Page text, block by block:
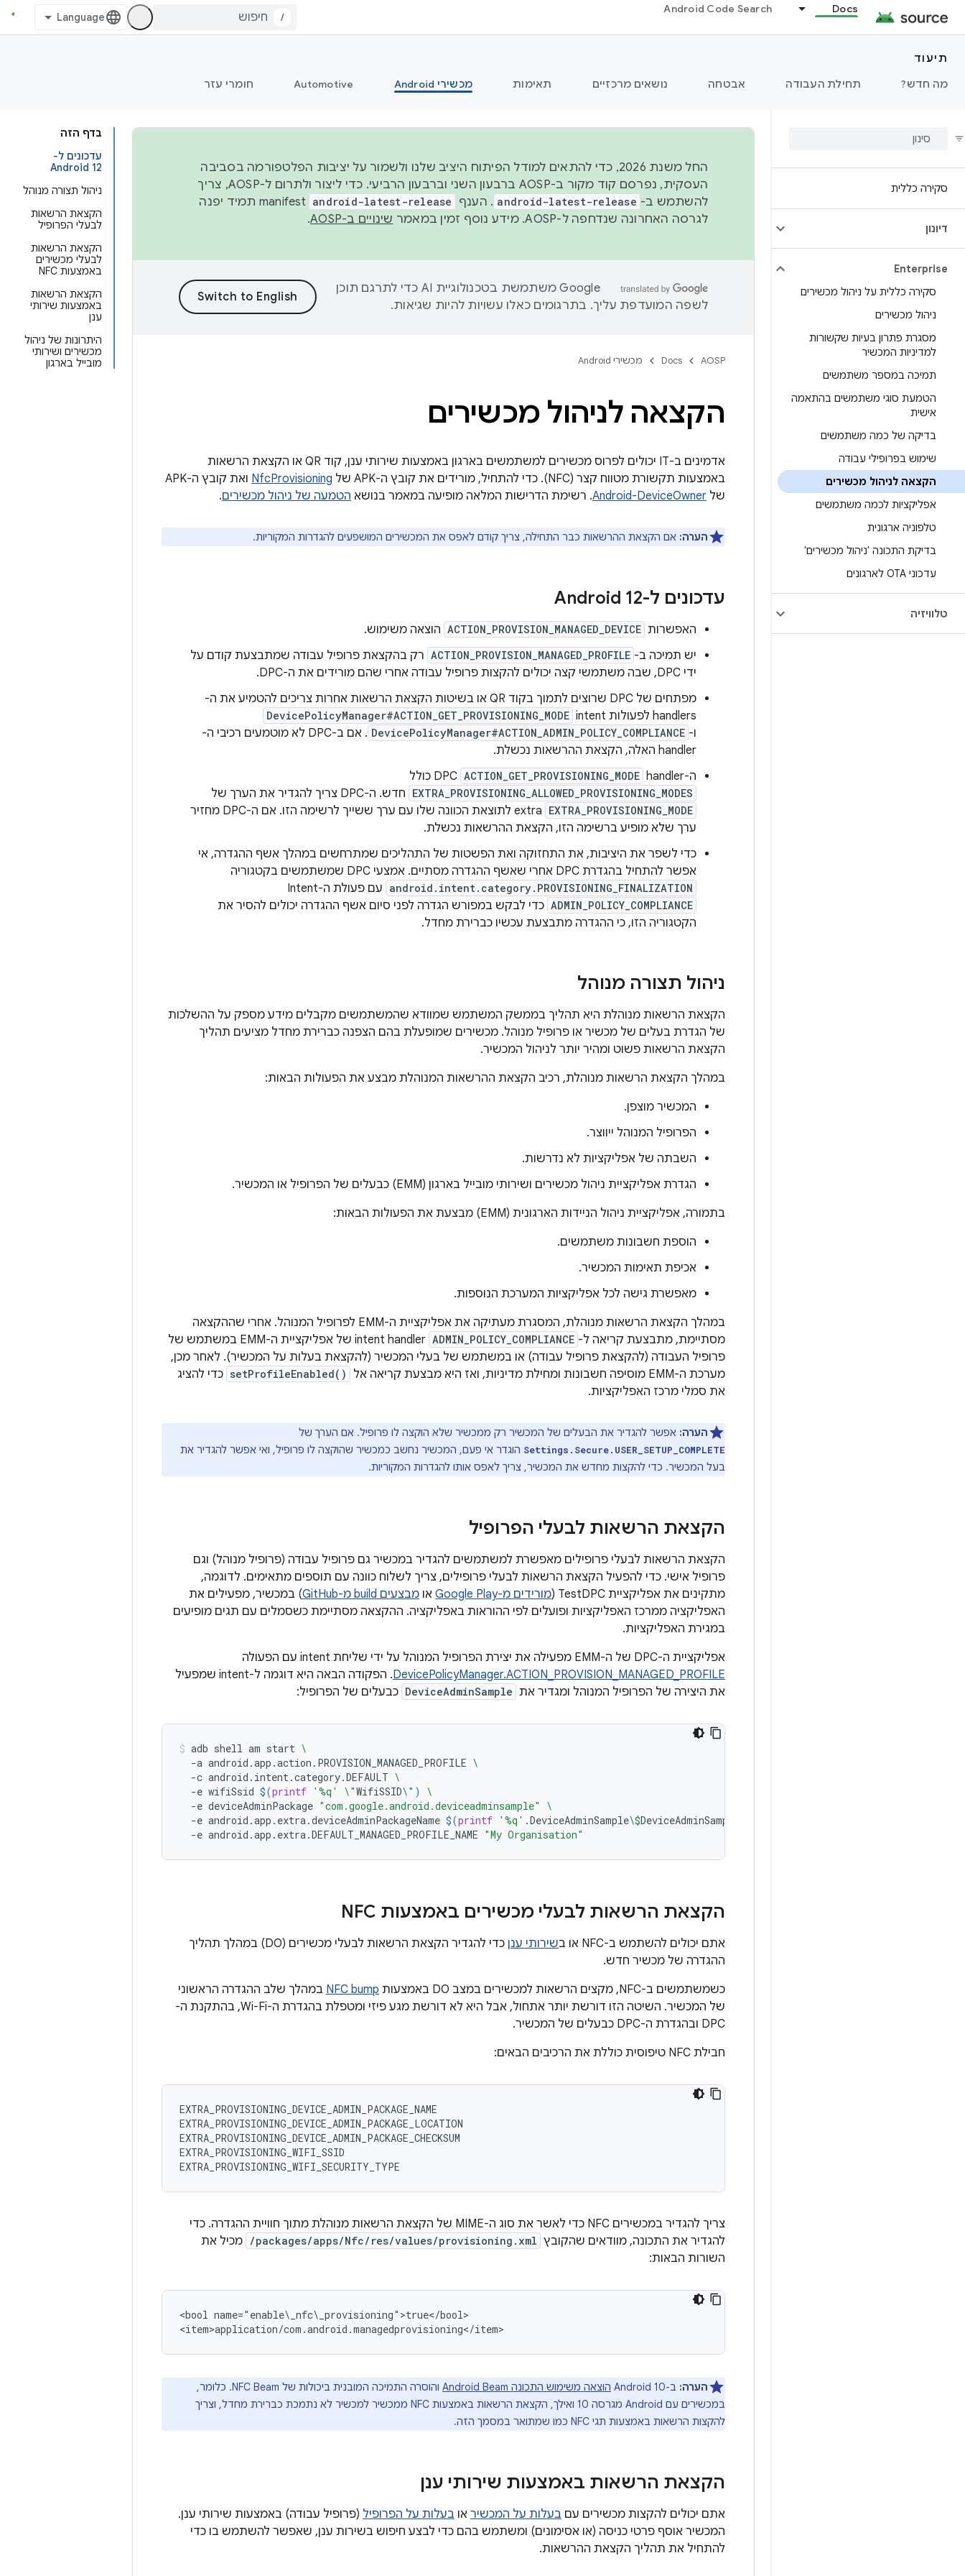
Docs
Android Code Search
/
תיעוד
מה חדש?
תחילת העבודה אבטחה נושאים מרכזיים תאימות מכשירי Android Automotive חומרי עזר
סקירה כללית
דיונון
Enterprise
סקירה כללית על ניהול מכשירים
ניהול מכשירים
מסגרת פתרון בעיות שקשורות
למדיניות המכשיר
תמיכה במספר משתמשים
הטמעת סוגי משתמשים בהתאמה
אישית
בדיקה של כמה משתמשים
שימוש בפרופילי עבודה
הקצאה לניהול מכשירים
אפליקציות לכמה משתמשים
טלפוניה ארגונית
בדיקת התכונה 'ניהול מכשירים'
עדכוני OTA לארגונים
טלוויזיה
בדף הזה
עדכונים ל-
Android 12
ניהול תצורה מנוהל
הקצאת הרשאות
לבעלי הפרופיל
הקצאת הרשאות
לבעלי מכשירים
באמצעות NFC
הקצאת הרשאות
באמצעות שירותי
ענן
היתרונות של ניהול
מכשירים ושירותי
מובייל בארגון
החל משנת 2026, כדי להתאים למודל הפיתוח היציב שלנו ולשמור על יציבות הפלטפורמה בסביבה
העסקית, נפרסם קוד מקור ב-AOSP ברבעון השני וברבעון הרביעי. כדי ליצור ולתרום ל-AOSP, צריך
להשתמש ב- android-latest-release . הענף android-latest-release
manifest תמיד יפנה
לגרסה האחרונה שנדחפה ל-AOSP. מידע נוסף זמין במאמר
שינויים ב-AOSP .
‫Google משתמשת בטכנולוגיית AI כדי לתרגם תוכן
לשפה המועדפת עליך. בתרגומים כאלו עשויות להיות שגיאות.
AOSP
Docs מכשירי Android
הקצאה לניהול מכשירים
אדמינים ב-IT יכולים לפרוס מכשירים למשתמשים בארגון באמצעות שירותי ענן, קוד QR או הקצאת הרשאות
באמצעות תקשורת מטווח קצר (NFC). כדי להתחיל, מורידים את קובץ ה-APK של
NfcProvisioning
ואת קובץ ה-APK
של Android-DeviceOwner. רשימת הדרישות המלאה מופיעה במאמר בנושא הטמעה של ניהול מכשירים.
הערה: אם הקצאת ההרשאות כבר התחילה, צריך קודם לאפס את המכשירים המושפעים להגדרות המקוריות.
עדכונים ל-Android 12
האפשרות ACTION_PROVISION_MANAGED_DEVICE הוצאה משימוש.
יש תמיכה ב- ACTION_PROVISION_MANAGED_PROFILE רק בהקצאת פרופיל עבודה שמתבצעת קודם על
ידי DPC, שבה משתמשי קצה יכולים להקצות פרופיל עבודה אחרי שהם מורידים את ה-DPC.
מפתחים של DPC שרוצים לתמוך בקוד QR או בשיטות הקצאת הרשאות אחרות צריכים להטמיע את ה-
handlers לפעולות intent‏
DevicePolicyManager#ACTION_GET_PROVISIONING_MODE
ו- DevicePolicyManager#ACTION_ADMIN_POLICY_COMPLIANCE
. אם ב-DPC לא מוטמעים רכיבי ה-
handler האלה, הקצאת ההרשאות נכשלת.
ה-DPC
ACTION_GET_PROVISIONING_MODE handler כולל
EXTRA_PROVISIONING_ALLOWED_PROVISIONING_MODES חדש. ה-DPC צריך להגדיר את הערך של
EXTRA_PROVISIONING_MODE
extra לתוצאת הכוונה שלו עם ערך ששייך לרשימה הזו. אם ה-DPC מחזיר
ערך שלא מופיע ברשימה הזו, הקצאת ההרשאות נכשלת.
כדי לשפר את היציבות, את התחזוקה ואת הפשטות של התהליכים שמתרחשים במהלך אשף ההגדרה, אי
אפשר להתחיל בהגדרת DPC אחרי שאשף ההגדרה מסתיים. אמצעי DPC שמשתמשים בקטגוריה
android.intent.category.PROVISIONING_FINALIZATION עם פעולת ה-Intent‏
ADMIN_POLICY_COMPLIANCE כדי לבקש במפורש הגדרה לפני סיום אשף ההגדרה יכולים להסיר את
הקטגוריה הזו, כי ההגדרה מתבצעת עכשיו כברירת מחדל.
ניהול תצורה מנוהל
הקצאת הרשאות מנוהלת היא תהליך בממשק המשתמש שמוודא שהמשתמשים מקבלים מידע מספק על ההשלכות
של הגדרת בעלים של מכשיר או פרופיל מנוהל. מכשירים שמופעלת בהם הצפנה כברירת מחדל מציעים תהליך
הקצאת הרשאות פשוט ומהיר יותר לניהול המכשיר.
במהלך הקצאת הרשאות מנוהלת, רכיב הקצאת ההרשאות המנוהלת מבצע את הפעולות הבאות:
המכשיר מוצפן.
הפרופיל המנוהל ייווצר.
השבתה של אפליקציות לא נדרשות.
הגדרת אפליקציית ניהול מכשירים ושירותי מובייל בארגון (EMM) כבעלים של הפרופיל או המכשיר.
בתמורה, אפליקציית ניהול הניידות הארגונית (EMM) מבצעת את הפעולות הבאות:
הוספת חשבונות משתמשים.
אכיפת תאימות המכשיר.
מאפשרת גישה לכל אפליקציות המערכת הנוספות.
במהלך הקצאת הרשאות מנוהלת, המסגרת מעתיקה את אפליקציית ה-EMM לפרופיל המנוהל. אחרי שההקצאה
מסתיימת, מתבצעת קריאה ל- ADMIN_POLICY_COMPLIANCE
intent handler של אפליקציית ה-EMM במשתמש של
פרופיל העבודה (להקצאת פרופיל עבודה) או במשתמש של בעלי המכשיר (להקצאת בעלות על המכשיר). לאחר מכן,
מערכת ה-EMM מוסיפה חשבונות ומחילת מדיניות, ואז היא מבצעת קריאה אל
setProfileEnabled() כדי להציג
את סמלי מרכז האפליקציות.
הערה: אפשר להגדיר את הבעלים של המכשיר רק ממכשיר שלא הוקצה לו פרופיל. אם הערך של
Settings.Secure.USER_SETUP_COMPLETE הוגדר אי פעם, המכשיר נחשב כמכשיר שהוקצה לו פרופיל, ואי אפשר להגדיר את
בעל המכשיר. כדי להקצות מחדש את המכשיר, צריך לאפס אותו להגדרות המקוריות.
הקצאת הרשאות לבעלי הפרופיל
הקצאת הרשאות לבעלי פרופילים מאפשרת למשתמשים להגדיר במכשיר גם פרופיל עבודה (פרופיל מנוהל) וגם
פרופיל אישי. כדי להפעיל הקצאת הרשאות לבעלי פרופילים, צריך לשלוח כוונה עם תוספים מתאימים. לדוגמה,
מתקינים את אפליקציית TestDPC (
מורידים מ-Google Play או מבצעים build מ-GitHub
) במכשיר, מפעילים את
האפליקציה ממרכז האפליקציות ופועלים לפי ההוראות באפליקציה. ההקצאה מסתיימת כשסמלים עם תגים מופיעים
במגירת האפליקציות.
אפליקציית ה-DPC של ה-EMM מפעילה את יצירת הפרופיל המנוהל על ידי שליחת intent עם הפעולה
DevicePolicyManager.ACTION_PROVISION_MANAGED_PROFILE
. הפקודה הבאה היא דוגמה ל-intent שמפעיל
את היצירה של הפרופיל המנוהל ומגדיר את DeviceAdminSample כבעלים של הפרופיל:
adb shell am start \
-a android.app.action.PROVISION_MANAGED_PROFILE \
-c android.intent.category.DEFAULT \
-e wifiSsid $(printf '%q' \"WifiSSID\" )
\
-e deviceAdminPackage "com.google.android.deviceadminsample"
\
-e android.app.extra.deviceAdminPackageName $(printf '%q' .DeviceAdminSample\$DeviceAdminSampleReceiver
-e android.app.extra.DEFAULT_MANAGED_PROFILE_NAME "My Organisation"
הקצאת הרשאות לבעלי מכשירים באמצעות NFC
אתם יכולים להשתמש ב-NFC או ב שירותי ענן
כדי להגדיר הקצאת הרשאות לבעלי מכשירים (DO) במהלך תהליך
ההגדרה של מכשיר חדש.
כשמשתמשים ב-NFC, מקצים הרשאות למכשירים במצב DO באמצעות
NFC bump במהלך שלב ההגדרה הראשוני
של המכשיר. השיטה הזו דורשת יותר אתחול, אבל היא לא דורשת מגע פיזי ומטפלת בהגדרת ה-Wi-Fi, בהתקנת ה-
DPC ובהגדרת ה-DPC כבעלים של המכשיר.
חבילת NFC טיפוסית כוללת את הרכיבים הבאים:
EXTRA_PROVISIONING_DEVICE_ADMIN_PACKAGE_NAME
EXTRA_PROVISIONING_DEVICE_ADMIN_PACKAGE_LOCATION
EXTRA_PROVISIONING_DEVICE_ADMIN_PACKAGE_CHECKSUM
EXTRA_PROVISIONING_WIFI_SSID
צריך להגדיר במכשירים NFC כדי לאשר את סוג ה-MIME של הקצאת הרשאות מנוהלת מתוך חוויית ההגדרה. כדי
להגדיר את התכונה, מוודאים שהקובץ /packages/apps/Nfc/res/values/provisioning.xml מכיל את
השורות הבאות:
<bool name="enable\_nfc\_provisioning">true</bool>
הערה: ב-Android 10 הוצאה משימוש התכונה Android Beam
והוסרה התמיכה המובנית ביכולות של NFC Beam. כלומר,
במכשירים עם Android מגרסה 10 ואילך, הקצאת הרשאות באמצעות NFC ממכשיר למכשיר לא נתמכת כברירת מחדל, וצריך
להקצות הרשאות באמצעות תגי NFC כמו שמתואר במסמך הזה.
הקצאת הרשאות באמצעות שירותי ענן
אתם יכולים להקצות מכשירים עם בעלות על המכשיר או בעלות על הפרופיל (פרופיל עבודה) באמצעות שירותי ענן.
המכשיר אוסף פרטי כניסה (או אסימונים) ומשתמש בהם כדי לבצע חיפוש בשירות ענן, שאפשר להשתמש בו כדי
להתחיל את תהליך הקצאת ההרשאות.